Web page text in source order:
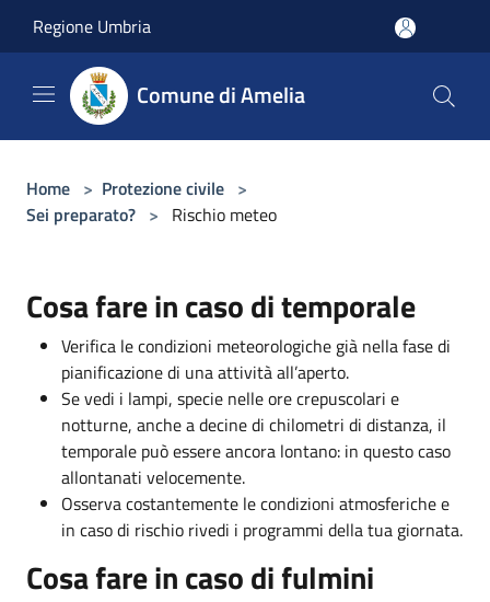
Regione Umbria
Comune di Amelia
Home > Protezione civile >
Sei preparato? > Rischio meteo
Cosa fare in caso di temporale
Verifica le condizioni meteorologiche già nella fase di
pianificazione di una attività all’aperto.
Se vedi i lampi, specie nelle ore crepuscolari e
notturne, anche a decine di chilometri di distanza, il
temporale può essere ancora lontano: in questo caso
allontanati velocemente.
Osserva costantemente le condizioni atmosferiche e
in caso di rischio rivedi i programmi della tua giornata.
Cosa fare in caso di fulmini